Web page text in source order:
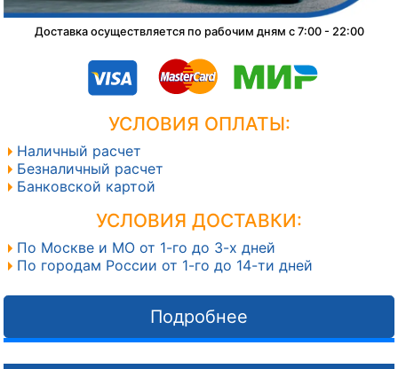
Доставка осуществляется по рабочим дням с 7:00 - 22:00
УСЛОВИЯ ОПЛАТЫ:
Наличный расчет
Безналичный расчет
Банковской картой
УСЛОВИЯ ДОСТАВКИ:
По Москве и МО от 1-го до 3-х дней
По городам России от 1-го до 14-ти дней
Подробнее